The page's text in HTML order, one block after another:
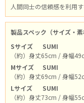
人間同士の信頼感を利用
製品スペック（サイズ・素
Sサイズ
SUMI
（約）身丈65cm / 身幅
Mサイズ
SUMI
（約）身丈69cm / 身幅
Lサイズ
SUMI
（約）身丈73cm / 身幅